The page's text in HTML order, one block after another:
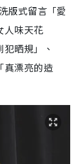
版式留言「愛
人味天花
晒規」、
真漂亮的造